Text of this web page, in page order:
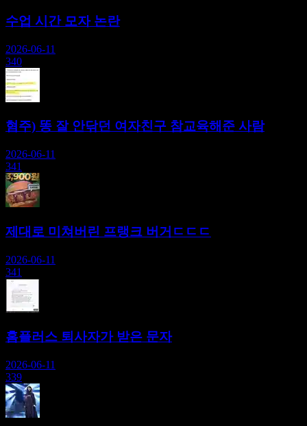
수업 시간 모자 논란
2026-06-11
340
혐주) 똥 잘 안닦던 여자친구 참교육해준 사람
2026-06-11
341
제대로 미쳐버린 프랭크 버거ㄷㄷㄷ
2026-06-11
341
홈플러스 퇴사자가 받은 문자
2026-06-11
339